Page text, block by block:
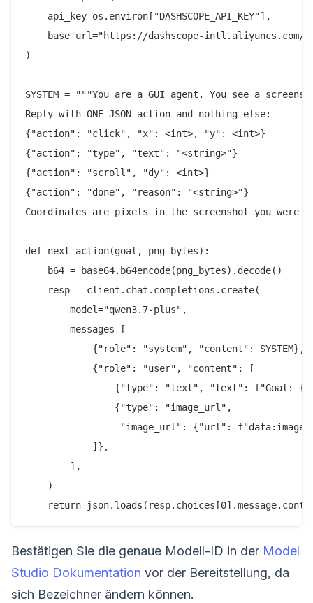
    api_key=os.environ["DASHSCOPE_API_KEY"],
base_url="https://dashscope-intl.aliyuncs.com/
)
SYSTEM = """You are a GUI agent. You see a
Reply with ONE JSON action and nothing else:
{"action": "click", "x": <int>, "y": <int>}
{"action": "type", "text": "<string>"}
{"action": "scroll", "dy": <int>}
{"action": "done", "reason": "<string>"}
Coordinates are pixels in the screenshot you were
def next_action(goal, png_bytes):
    b64 = base64.b64encode(png_bytes).decode()
    resp = client.chat.completions.create(
        model="qwen3.7-plus",
        messages=[
            {"role": "system", "content": SYSTEM},
            {"role": "user", "content": [
{"type": "text", "text": f"Goal:
                {"type": "image_url",
"image_url": {"url":
            ]},
        ],
    )
Bestätigen Sie die genaue Modell-ID in der Model
Studio Dokumentation vor der Bereitstellung, da
sich Bezeichner ändern können.